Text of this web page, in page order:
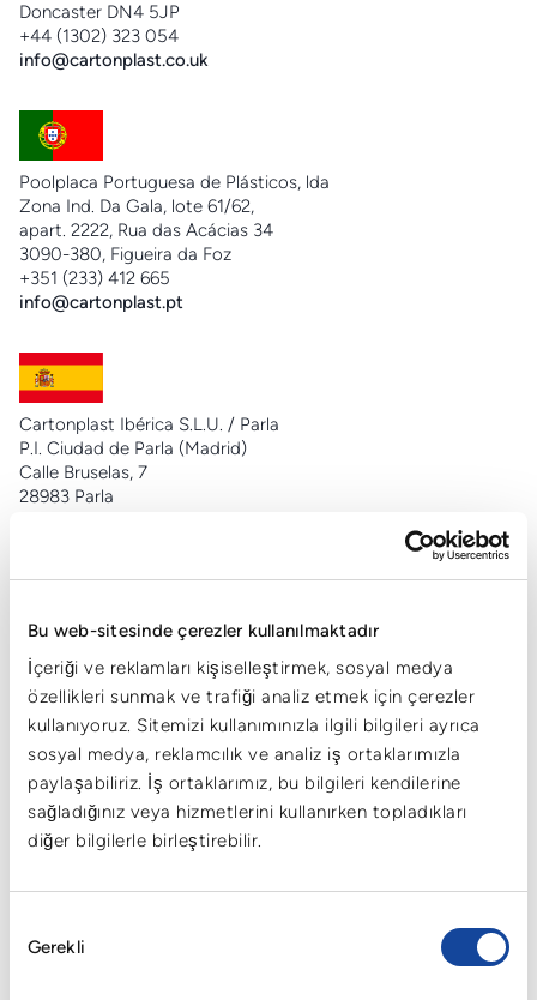
Bu web-sitesinde çerezler kullanılmaktadır
İçeriği ve reklamları kişiselleştirmek, sosyal medya
özellikleri sunmak ve trafiği analiz etmek için çerezler
kullanıyoruz. Sitemizi kullanımınızla ilgili bilgileri ayrıca
sosyal medya, reklamcılık ve analiz iş ortaklarımızla
paylaşabiliriz. İş ortaklarımız, bu bilgileri kendilerine
sağladığınız veya hizmetlerini kullanırken topladıkları
diğer bilgilerle birleştirebilir.
Seçimi
Gerekli
Doncaster DN4 5JP
+44 (1302) 323 054
info@cartonplast.co.uk
Poolplaca Portuguesa de Plásticos, lda
Zona Ind. Da Gala, lote 61/62,
apart. 2222, Rua das Acácias 34
3090-380, Figueira da Foz
+351 (233) 412 665
info@cartonplast.pt
Cartonplast Ibérica S.L.U. / Parla
P.I. Ciudad de Parla (Madrid)
Calle Bruselas, 7
28983 Parla
CPL Cartonplast Ambalaj Sanayi ve Ticaret A.S
Cerrah mahallesi,
Menekşe caddesi No:1
Pk 16415
İnegöl/Bursa
+90 (224) 777 0233
info.tr@cartonplast.com
Zuiderlingedijk 32